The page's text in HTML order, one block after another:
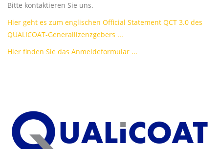
Bitte kontaktieren Sie uns.
Hier geht es zum englischen Official Statement QCT 3.0 des
QUALICOAT-Generallizenzgebers ...
Hier finden Sie das Anmeldeformular ...